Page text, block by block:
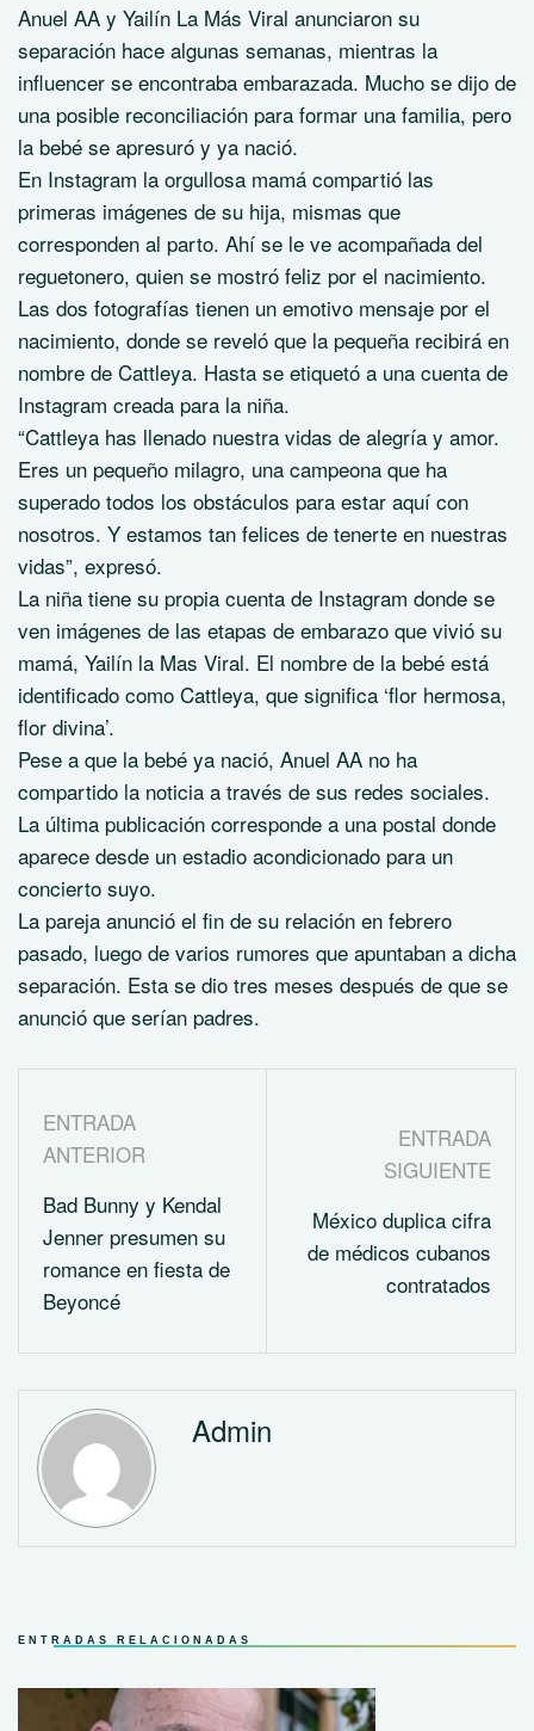
Anuel AA y Yailín La Más Viral anunciaron su
separación hace algunas semanas, mientras la
influencer se encontraba embarazada. Mucho se dijo de
una posible reconciliación para formar una familia, pero
la bebé se apresuró y ya nació.
En Instagram la orgullosa mamá compartió las
primeras imágenes de su hija, mismas que
corresponden al parto. Ahí se le ve acompañada del
reguetonero, quien se mostró feliz por el nacimiento.
Las dos fotografías tienen un emotivo mensaje por el
nacimiento, donde se reveló que la pequeña recibirá en
nombre de Cattleya. Hasta se etiquetó a una cuenta de
Instagram creada para la niña.
“Cattleya has llenado nuestra vidas de alegría y amor.
Eres un pequeño milagro, una campeona que ha
superado todos los obstáculos para estar aquí con
nosotros. Y estamos tan felices de tenerte en nuestras
vidas”, expresó.
La niña tiene su propia cuenta de Instagram donde se
ven imágenes de las etapas de embarazo que vivió su
mamá, Yailín la Mas Viral. El nombre de la bebé está
identificado como Cattleya, que significa ‘flor hermosa,
flor divina’.
Pese a que la bebé ya nació, Anuel AA no ha
compartido la noticia a través de sus redes sociales.
La última publicación corresponde a una postal donde
aparece desde un estadio acondicionado para un
concierto suyo.
La pareja anunció el fin de su relación en febrero
pasado, luego de varios rumores que apuntaban a dicha
separación. Esta se dio tres meses después de que se
anunció que serían padres.
ENTRADA
ANTERIOR
Bad Bunny y Kendal
Jenner presumen su
romance en fiesta de
Beyoncé
ENTRADA
SIGUIENTE
México duplica cifra
de médicos cubanos
contratados
Admin
ENTRADAS RELACIONADAS